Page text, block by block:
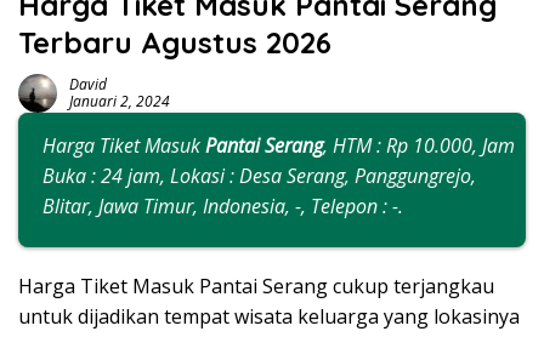
Terbaru Agustus 2026
David
Januari 2, 2024
Harga Tiket MasukPantai Serang, HTM : Rp 10.000, Jam
Buka : 24 jam, Lokasi : Desa Serang, Panggungrejo,
Blitar, Jawa Timur, Indonesia, -, Telepon : -.
Harga Tiket Masuk Pantai Serang cukup terjangkau
untuk dijadikan tempat wisata keluarga yang lokasinya